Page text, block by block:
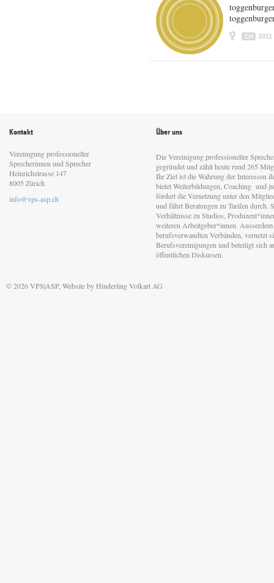
CH 2011
Kontakt
Vereinigung professioneller
Sprecherinnen und Sprecher
Heinrichstrasse 147
8005 Zürich
info@vps-asp.ch
Über uns
Die Vereinigung professioneller
gegründet und zählt heute rund 265
Ihr Ziel ist die Wahrung der Interessen
bietet Weiterbildungen, Coaching und
fördert die Vernetzung unter den
und führt Beratungen zu Tarifen durch.
Verhältnisse zu Studios,
weiteren Arbeitgeber*innen.
berufsverwandten Verbänden, vernetzt
Berufsvereinigungen und beteiligt sich
öffentlichen Diskursen.
© 2026 VPS|ASP, Website byHinderling Volkart AG